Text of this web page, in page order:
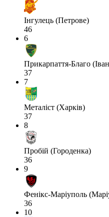
Інгулець (Петрове)
46
6
Прикарпаття-Благо
37
7
Металіст (Харків)
37
8
Пробій (Городенка)
36
9
Фенікс-Маріуполь
36
10